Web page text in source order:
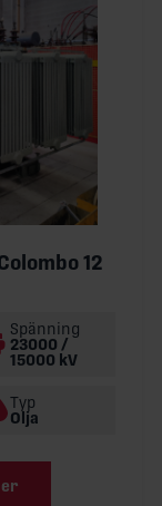
12
Spänning
23000 /
15000 kV
Typ
Olja